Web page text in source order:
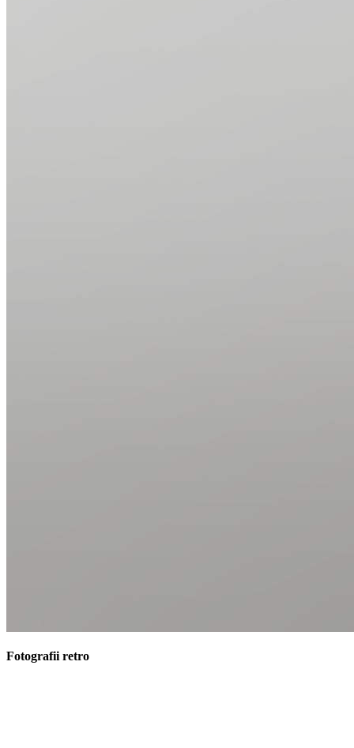
Fotografii retro